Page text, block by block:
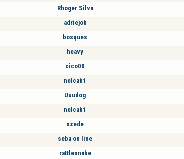
Rhoger Silva
adriejob
bosques
heavy
cico00
nelcab1
Uuudog
nelcab1
szede
seba on line
rattlesnake